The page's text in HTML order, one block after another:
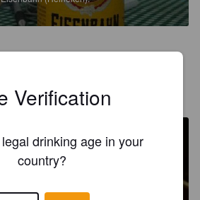
Verification
drinking age in your
country?